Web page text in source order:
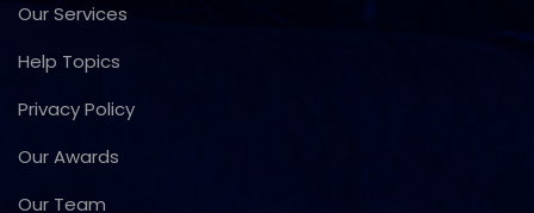
Our Services
Help Topics
Privacy Policy
Our Awards
Our Team